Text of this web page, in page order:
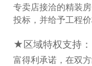
专卖店接洽的精装
投标，并给予工程价
★区域特权支持：
富得利承诺，在双